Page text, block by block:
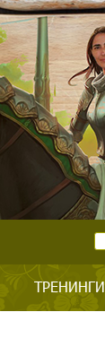
ТРЕНИНГИ